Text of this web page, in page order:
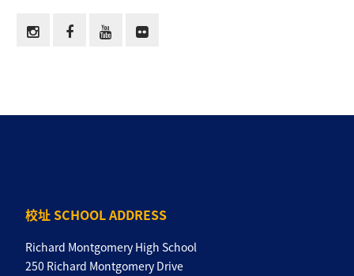
校址 SCHOOL ADDRESS
Richard Montgomery High School
250 Richard Montgomery Drive